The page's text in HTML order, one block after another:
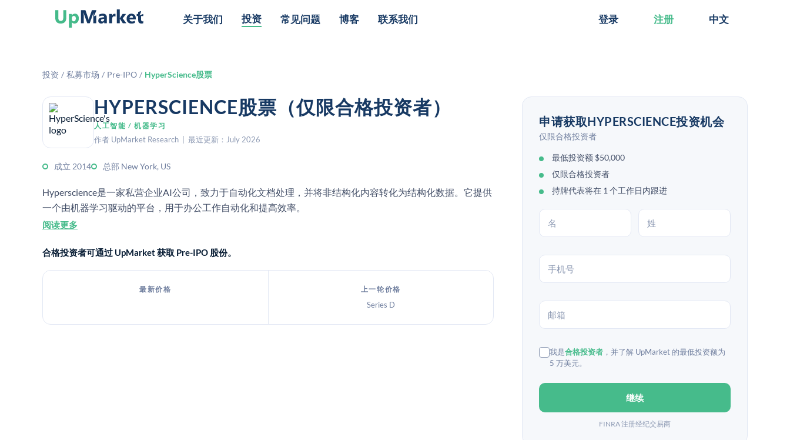
关于我们 投资 常见问题 博客 联系我们 登录 注册 中文
投资 / 私募市场 / Pre-IPO / HyperScience股票
HYPERSCIENCE股票（仅限合格投资者）
人工智能 / 机器学习
作者 UpMarket Research | 最近更新：July 2026
成立 2014 总部 New York, US
Hyperscience是一家私营企业AI公司，致力于自动化文档处理，并将非结构化内容转化为结构化数据。它提供
一个由机器学习驱动的平台，用于办公工作自动化和提高效率。
阅读更多
合格投资者可通过 UpMarket 获取 Pre-IPO 股份。
最新价格 上一轮价格
Series D
申请获取HYPERSCIENCE投资机会
仅限合格投资者
最低投资额 $50,000
仅限合格投资者
持牌代表将在 1 个工作日内跟进
我是合格投资者 ，并了解 UpMarket 的最低投资额为
5 万美元。
继续
FINRA 注册经纪交易商